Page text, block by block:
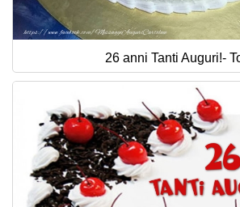
26 anni Tanti Auguri!-